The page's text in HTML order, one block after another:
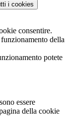
i cookies
consentire.
della
potete
essere
della cookie